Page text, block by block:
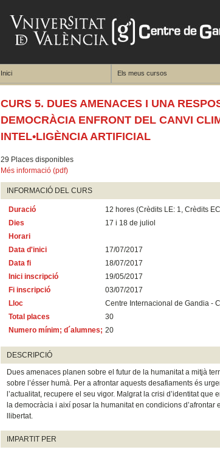
Inici Els meus cursos
CURS 5. DUES AMENACES I UNA
DEMOCRÀCIA ENFRONT DEL CANVI
INTEL•LIGÈNCIA ARTIFICIAL
29 Places disponibles
Més informació (pdf)
INFORMACIÓ DEL CURS
Duració
12 hores (Crèdits LE: 1, Crèdits
Dies
17 i 18 de juliol
Horari
Data d'inici
17/07/2017
Data fi
18/07/2017
Inici inscripció
19/05/2017
Fi inscripció
03/07/2017
Lloc
Centre Internacional de Gandia -
Total places
30
Numero mínim; d´alumnes; 20
DESCRIPCIÓ
Dues amenaces planen sobre el futur de la humanitat a mitjà
sobre l’ésser humà. Per a afrontar aquests desafiaments és
l’actualitat, recupere el seu vigor. Malgrat la crisi d’identitat
la democràcia i així posar la humanitat en condicions
llibertat.
IMPARTIT PER